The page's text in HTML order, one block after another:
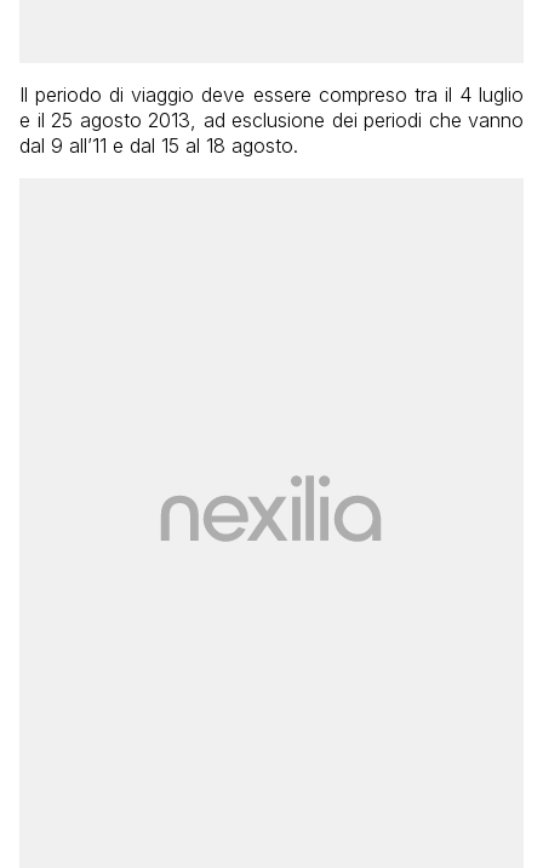
Il periodo di viaggio deve essere compreso tra il 4 luglio
e il 25 agosto 2013, ad esclusione dei periodi che vanno
dal 9 all’11 e dal 15 al 18 agosto.